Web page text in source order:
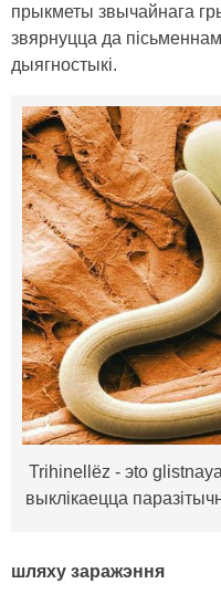
прыкметы звычайнага
звярнуцца да
дыягностыкі.
Trihinellёz - эto
выклікаецца
шляху заражэння